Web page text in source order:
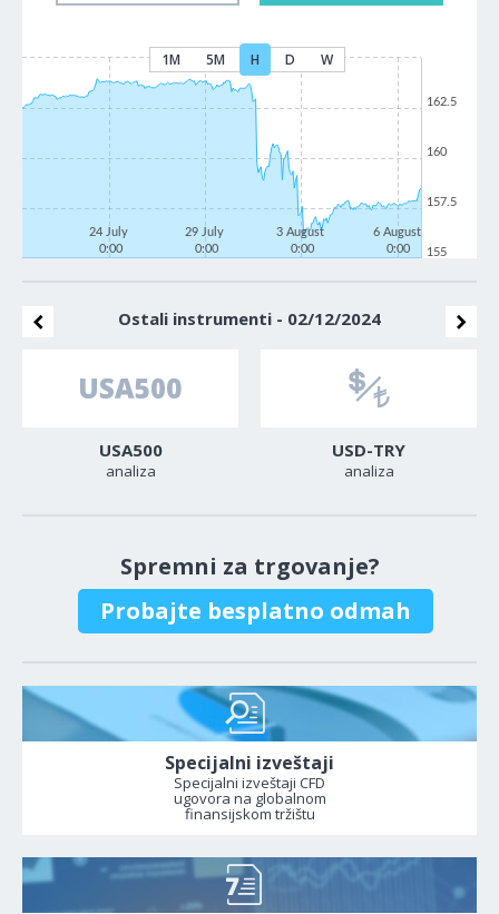
1M 5M H D W
24 July
0:00
29 July
0:00
3 August
0:00
6 August
0:00
155
157.5
160
162.5
Ostali instrumenti - 02/12/2024
USA500
analiza
USD-TRY
analiza
Spremni za trgovanje?
Probajte besplatno odmah
Specijalni izveštaji
Specijalni izveštaji CFD
ugovora na globalnom
finansijskom tržištu